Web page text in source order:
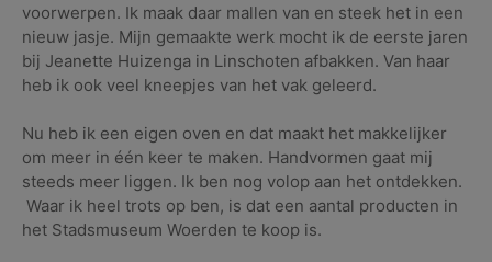
voorwerpen. Ik maak daar mallen van en steek het in een
nieuw jasje. Mijn gemaakte werk mocht ik de eerste jaren
bij Jeanette Huizenga in Linschoten afbakken. Van haar
heb ik ook veel kneepjes van het vak geleerd.
Nu heb ik een eigen oven en dat maakt het makkelijker
om meer in één keer te maken. Handvormen gaat mij
steeds meer liggen. Ik ben nog volop aan het ontdekken.
Waar ik heel trots op ben, is dat een aantal producten in
het Stadsmuseum Woerden te koop is.